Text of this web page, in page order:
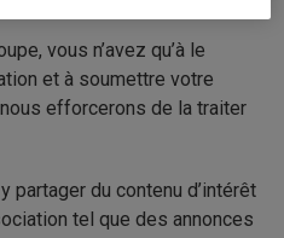
vous n’avez qu’à le
et à soumettre votre
efforcerons de la traiter
partager du contenu d’intérêt
tel que des annonces